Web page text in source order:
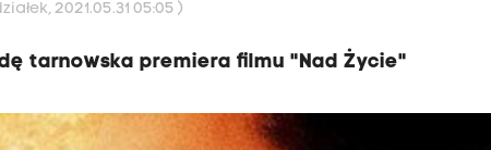
2021.05.31 05:05 )
tarnowska premiera filmu "Nad Życie"